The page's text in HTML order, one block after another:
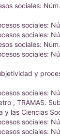
sociales:
sociales:
sociales:
sociales:
sociales:
y
sociales:
, TRAMAS.
y las Ciencias
sociales:
sociales: